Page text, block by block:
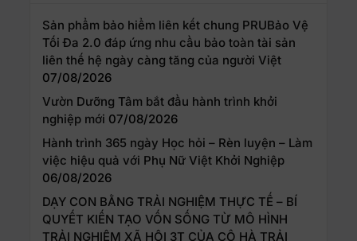
Sản phẩm bảo hiểm liên kết chung PRUBảo Vệ
Tối Đa 2.0 đáp ứng nhu cầu bảo toàn tài sản
liên thế hệ ngày càng tăng của người Việt
07/08/2026
Vườn Dưỡng Tâm bắt đầu hành trình khởi
nghiệp mới 07/08/2026
Hành trình 365 ngày Học hỏi – Rèn luyện – Làm
việc hiệu quả với Phụ Nữ Việt Khởi Nghiệp
06/08/2026
DẠY CON BẰNG TRẢI NGHIỆM THỰC TẾ – BÍ
QUYẾT KIẾN TẠO VỐN SỐNG TỪ MÔ HÌNH
TRẢI NGHIỆM XÃ HỘI 3T CỦA CÔ HÀ TRẢI